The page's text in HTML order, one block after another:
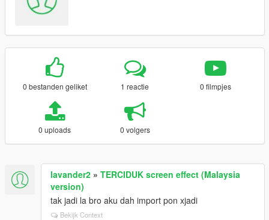
0 bestanden geliket 1 reactie 0 filmpjes
0 uploads 0 volgers
lavander2 » TERCIDUK screen effect (Malaysia
version)
tak jadi la bro aku dah import pon xjadi
Bekijk Context